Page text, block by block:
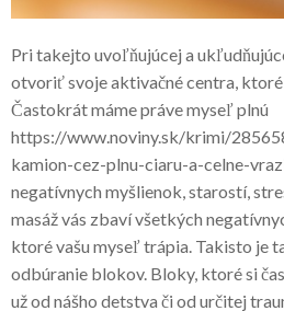
Pri takejto uvoľňujúcej a
otvoriť svoje aktivačné centra, ktoré
Častokrát máme práve myseľ plnú
https://www.noviny.sk/krimi/
kamion-cez-plnu-ciaru-a-celne-
negatívnych myšlienok, starostí,
masáž vás zbaví všetkých
ktoré vašu myseľ trápia. Takisto je
odbúranie blokov. Bloky, ktoré si
už od nášho detstva či od určitej